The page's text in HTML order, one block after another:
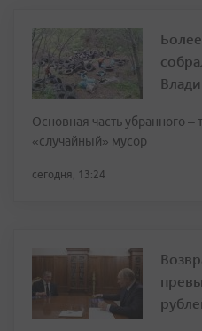
Основная часть убранного
«случайный» мусор
сегодня, 13:24